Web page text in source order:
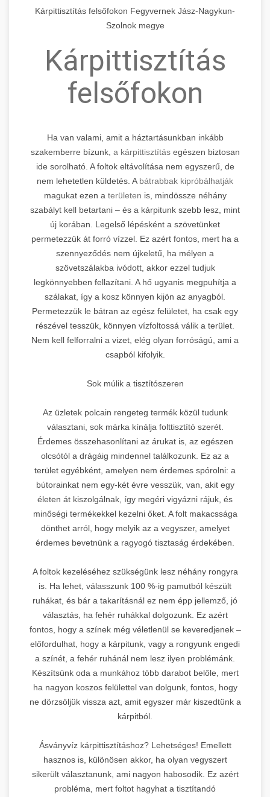
Kárpittisztítás felsőfokon Fegyvernek Jász-Nagykun-
Szolnok megye
Kárpittisztítás
felsőfokon
Ha van valami, amit a háztartásunkban inkább
szakemberre bízunk, a kárpittisztításegészen biztosan
ide sorolható. A foltok eltávolítása nem egyszerű, de
nem lehetetlen küldetés. A bátrabbak kipróbálhatják
magukat ezen a területen is, mindössze néhány
szabályt kell betartani – és a kárpitunk szebb lesz, mint
új korában. Legelső lépésként a szövetünket
permetezzük át forró vízzel. Ez azért fontos, mert ha a
szennyeződés nem újkeletű, ha mélyen a
szövetszálakba ivódott, akkor ezzel tudjuk
legkönnyebben fellazítani. A hő ugyanis megpuhítja a
szálakat, így a kosz könnyen kijön az anyagból.
Permetezzük le bátran az egész felületet, ha csak egy
részével tesszük, könnyen vízfoltossá válik a terület.
Nem kell felforralni a vizet, elég olyan forróságú, ami a
csapból kifolyik.
Sok múlik a tisztítószeren
Az üzletek polcain rengeteg termék közül tudunk
választani, sok márka kínálja folttisztító szerét.
Érdemes összehasonlítani az árukat is, az egészen
olcsótól a drágáig mindennel találkozunk. Ez az a
terület egyébként, amelyen nem érdemes spórolni: a
bútorainkat nem egy-két évre vesszük, van, akit egy
életen át kiszolgálnak, így megéri vigyázni rájuk, és
minőségi termékekkel kezelni őket. A folt makacssága
dönthet arról, hogy melyik az a vegyszer, amelyet
érdemes bevetnünk a ragyogó tisztaság érdekében.
A foltok kezeléséhez szükségünk lesz néhány rongyra
is. Ha lehet, válasszunk 100 %-ig pamutból készült
ruhákat, és bár a takarításnál ez nem épp jellemző, jó
választás, ha fehér ruhákkal dolgozunk. Ez azért
fontos, hogy a színek még véletlenül se keveredjenek –
előfordulhat, hogy a kárpitunk, vagy a rongyunk engedi
a színét, a fehér ruhánál nem lesz ilyen problémánk.
Készítsünk oda a munkához több darabot belőle, mert
ha nagyon koszos felülettel van dolgunk, fontos, hogy
ne dörzsöljük vissza azt, amit egyszer már kiszedtünk a
kárpitból.
Ásványvíz kárpittisztításhoz? Lehetséges! Emellett
hasznos is, különösen akkor, ha olyan vegyszert
sikerült választanunk, ami nagyon habosodik. Ez azért
probléma, mert foltot hagyhat a tisztítandó